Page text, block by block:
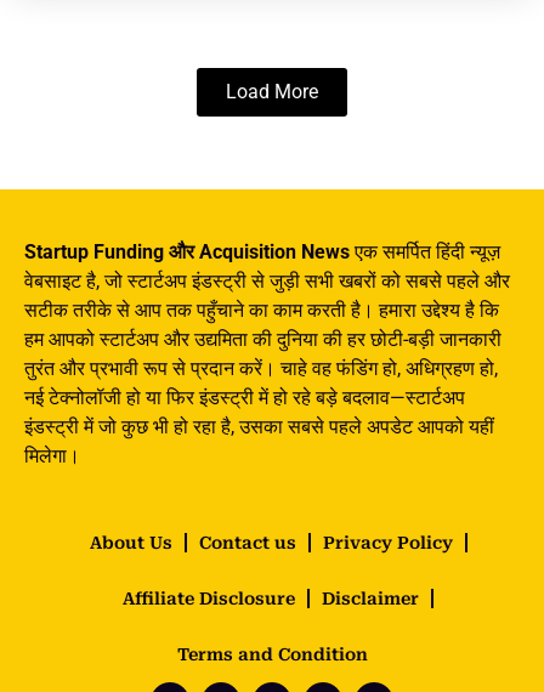
Load More
Startup Funding और Acquisition Newsएक समर्पित हिंदी न्यूज़
वेबसाइट है, जो स्टार्टअप इंडस्ट्री से जुड़ी सभी खबरों को सबसे पहले और
सटीक तरीके से आप तक पहुँचाने का काम करती है। हमारा उद्देश्य है कि
हम आपको स्टार्टअप और उद्यमिता की दुनिया की हर छोटी-बड़ी जानकारी
तुरंत और प्रभावी रूप से प्रदान करें। चाहे वह फंडिंग हो, अधिग्रहण हो,
नई टेक्नोलॉजी हो या फिर इंडस्ट्री में हो रहे बड़े बदलाव—स्टार्टअप
इंडस्ट्री में जो कुछ भी हो रहा है, उसका सबसे पहले अपडेट आपको यहीं
मिलेगा।
About Us Contact us Privacy Policy
Affiliate Disclosure Disclaimer
Terms and Condition